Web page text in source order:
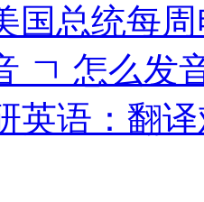
国总统每
ㄱ 怎么发
英语：翻